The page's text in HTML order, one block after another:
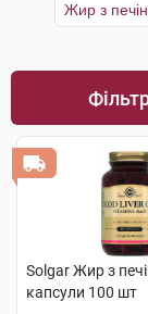
Жир з
Solgar Жир з
капсули 100 шт